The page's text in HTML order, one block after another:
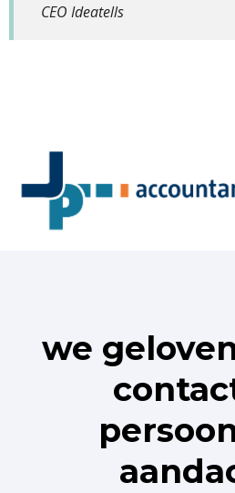
CEO Ideatells
we